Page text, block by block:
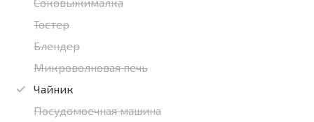
Тостер
Блендер
Микроволновая печь
Чайник
Посудомоечная машина